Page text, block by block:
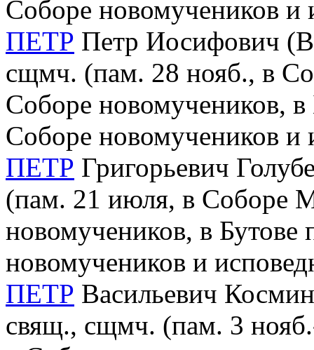
Соборе новомучеников и
ПЕТР Петр Иосифович
сщмч. (пам. 28 нояб., в
Соборе новомучеников,
Соборе новомучеников и
ПЕТР Григорьевич
(пам. 21 июля, в Соборе
новомучеников, в
новомучеников и
ПЕТР Васильевич
свящ., сщмч. (пам. 3